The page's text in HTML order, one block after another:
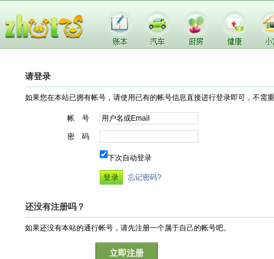
请登录
如果您在本站已拥有帐号，请使用已有的帐号信息直接进行登录即可，不需
帐 号
密 码
下次自动登录
忘记密码?
还没有注册吗？
如果还没有本站的通行帐号，请先注册一个属于自己的帐号吧。
立即注册